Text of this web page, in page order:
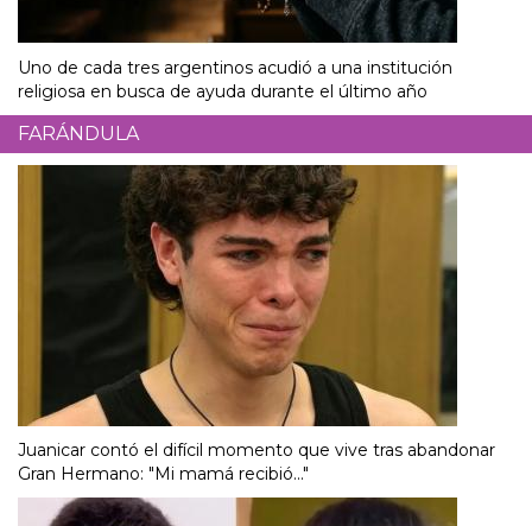
Uno de cada tres argentinos acudió a una institución
religiosa en busca de ayuda durante el último año
FARÁNDULA
Juanicar contó el difícil momento que vive tras abandonar
Gran Hermano: "Mi mamá recibió..."